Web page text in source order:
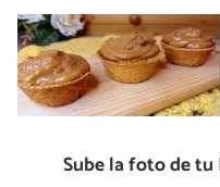
Sube la foto de tu